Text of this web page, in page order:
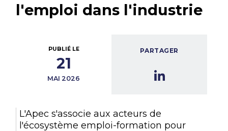
l'emploi dans l'industrie
PUBLIÉ LE
21
MAI 2026
PARTAGER
L'Apec s'associe aux acteurs de
l'écosystème emploi-formation pour